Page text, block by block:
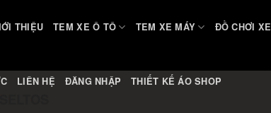
THIỆU TEM XE Ô TÔ TEM XE MÁY ĐỒ CHƠI XE
LIÊN HỆ ĐĂNG NHẬP THIẾT KẾ ÁO SHOP